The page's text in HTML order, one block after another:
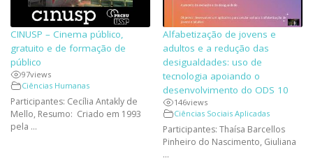
CINUSP – Cinema público,
gratuito e de formação de
público
97views
Ciências Humanas
Participantes: Cecília Antakly de
Mello, Resumo: Criado em 1993
pela ...
Alfabetização de jovens e
adultos e a redução das
desigualdades: uso de
tecnologia apoiando o
desenvolvimento do ODS 10
146views
Ciências Sociais Aplicadas
Participantes: Thaísa Barcellos
Pinheiro do Nascimento, Giuliana
...